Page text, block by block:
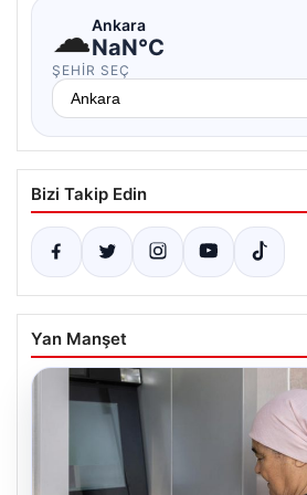
☁Ankara
NaN°C
ŞEHIR SEÇ
Bizi Takip Edin
Yan Manşet